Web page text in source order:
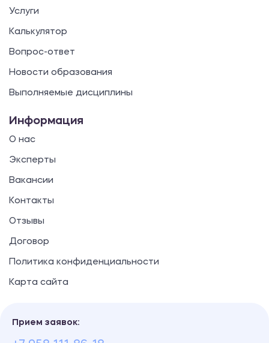
Услуги
Калькулятор
Вопрос-ответ
Новости образования
Выполняемые дисциплины
Информация
О нас
Эксперты
Вакансии
Контакты
Отзывы
Договор
Политика конфиденциальности
Карта сайта
Прием заявок: